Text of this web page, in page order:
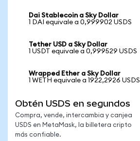
Dai Stablecoin a Sky Dollar
1 DAI equivale a 0,999902 USDS
Tether USD a Sky Dollar
1 USDT equivale a 0,999529 USDS
Wrapped Ether a Sky Dollar
1 WETH equivale a 1922,2926 USDS
Obtén USDS en segundos
Compra, vende, intercambia y canjea
USDS en MetaMask, la billetera cripto
más confiable.